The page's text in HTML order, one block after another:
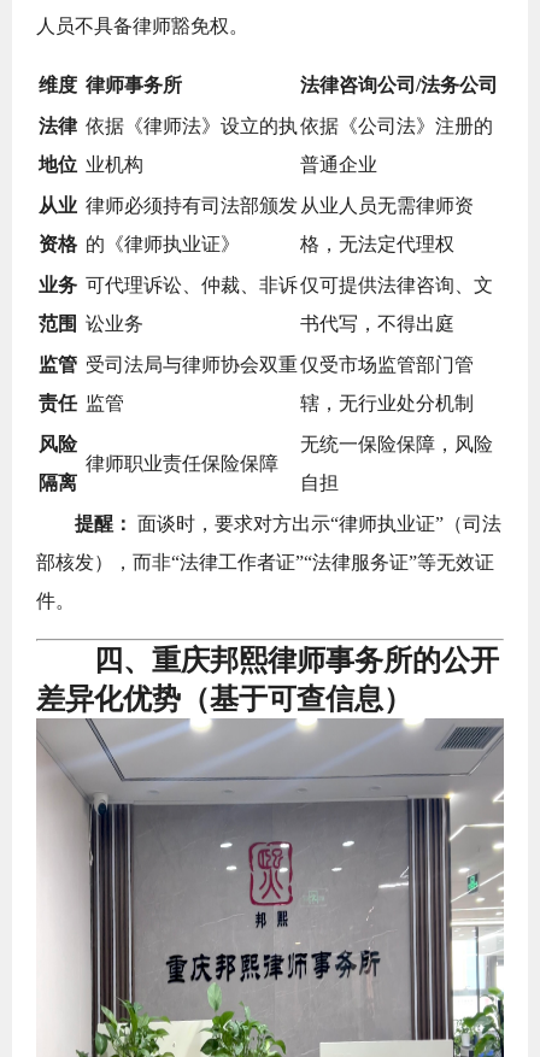
人员不具备律师豁免权。
维度 律师事务所
法律咨询公司/法务公司
法律
地位
依据《律师法》设立的执
业机构
依据《公司法》注册的
普通企业
从业
资格
律师必须持有司法部颁发
的《律师执业证》
从业人员无需律师资
格，无法定代理权
业务
范围
可代理诉讼、仲裁、非诉
讼业务
仅可提供法律咨询、文
书代写，不得出庭
监管
责任
受司法局与律师协会双重
监管
仅受市场监管部门管
辖，无行业处分机制
风险
隔离
律师职业责任保险保障
无统一保险保障，风险
自担
提醒： 面谈时，要求对方出示“律师执业证”（司法
部核发），而非“法律工作者证”“法律服务证”等无效证
件。
四、重庆邦熙律师事务所的公开
差异化优势（基于可查信息）